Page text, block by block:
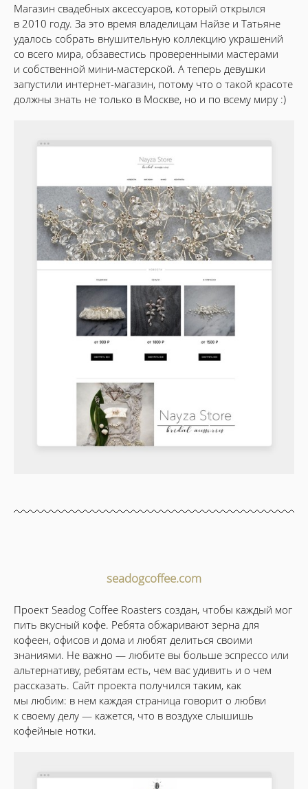
Магазин свадебных аксессуаров, который открылся
в 2010 году. За это время владелицам Найзе и Татьяне
удалось собрать внушительную коллекцию украшений
со всего мира, обзавестись проверенными мастерами
и собственной мини-мастерской. А теперь девушки
запустили интернет-магазин, потому что о такой красоте
должны знать не только в Москве, но и по всему миру :)
seadogcoffee.com
Проект Seadog Coffee Roasters создан, чтобы каждый мог
пить вкусный кофе. Ребята обжаривают зерна для
кофеен, офисов и дома и любят делиться своими
знаниями. Не важно — любите вы больше эспрессо или
альтернативу, ребятам есть, чем вас удивить и о чем
рассказать. Сайт проекта получился таким, как
мы любим: в нем каждая страница говорит о любви
к своему делу — кажется, что в воздухе слышишь
кофейные нотки.